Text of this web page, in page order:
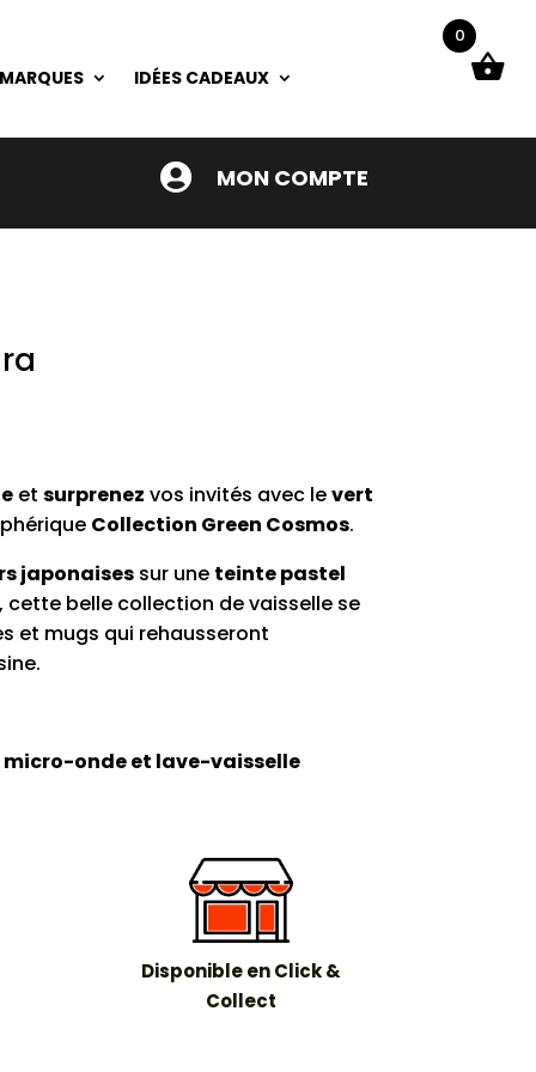
IDÉES CADEAUX
 MON COMPTE
et surprenez vos invités avec levert
Collection Green Cosmos.
japonaisessur une teinte pastel
cette belle collection de vaisselle se
et mugs qui rehausseront
onde et lave-vaisselle
Disponible en Click &
Collect
0